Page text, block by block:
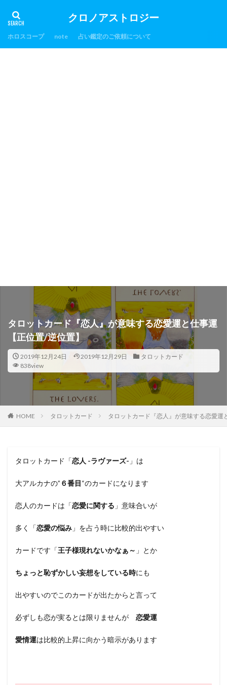
クロノアストロジー
ホロスコープ note 占い鑑定のご依頼について
タロットカード『恋人』が意味する恋愛運と仕事運
【正位置/逆位置】
2019年12月24日 2019年12月29日
タロットカード
838view
HOME タロットカード タロットカード『恋人』が意味する恋愛運
タロットカード「恋人 -ラヴァーズ- 」は
大アルカナの” ６番目“のカードになります
恋人のカードは「恋愛に関する 」意味合いが
多く「恋愛の悩み 」を占う時に比較的出やすい
カードです「王子様現れないかなぁ～ 」とか
ちょっと恥ずかしい妄想をしている時にも
出やすいのでこのカードが出たからと言って
必ずしも恋が実るとは限りませんが 恋愛運
愛情運は比較的上昇に向かう暗示があります